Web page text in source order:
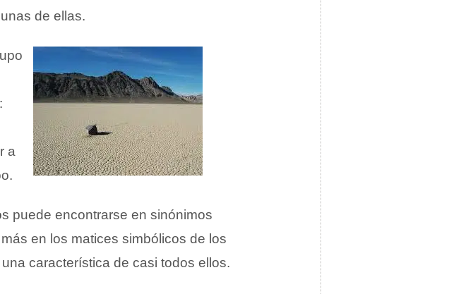
de ellas.
a
puede encontrarse en sinónimos
en los matices simbólicos de los
característica de casi todos ellos.